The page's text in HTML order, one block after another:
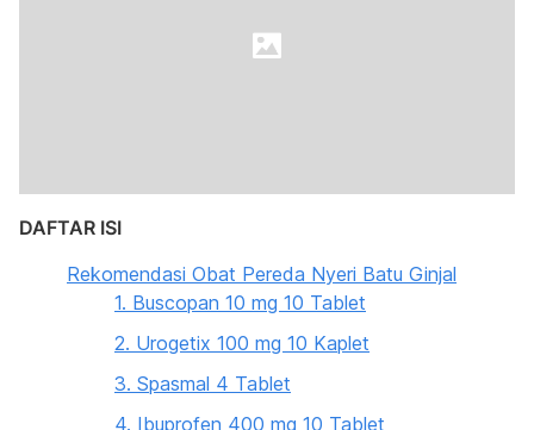
DAFTAR ISI
Rekomendasi Obat Pereda Nyeri Batu Ginjal
1. Buscopan 10 mg 10 Tablet
2. Urogetix 100 mg 10 Kaplet
3. Spasmal 4 Tablet
4. Ibuprofen 400 mg 10 Tablet